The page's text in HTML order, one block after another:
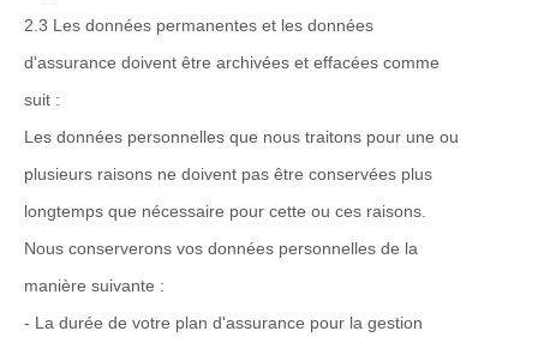
2.3 Les données permanentes et les données
d'assurance doivent être archivées et effacées comme
suit :
Les données personnelles que nous traitons pour une ou
plusieurs raisons ne doivent pas être conservées plus
longtemps que nécessaire pour cette ou ces raisons.
Nous conserverons vos données personnelles de la
manière suivante :
- La durée de votre plan d'assurance pour la gestion